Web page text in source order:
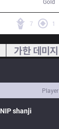
7 1
가한 데미지
Player
NIPshanji